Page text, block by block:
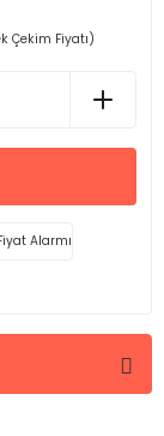
Çekim Fiyatı)
Alarmı